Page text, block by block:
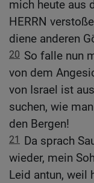
mich heute aus
HERRN
diene anderen
20 So falle nun
von dem
von Israel ist
suchen, wie
den Bergen!
21
Da sprach
wieder, mein
Leid antun, weil